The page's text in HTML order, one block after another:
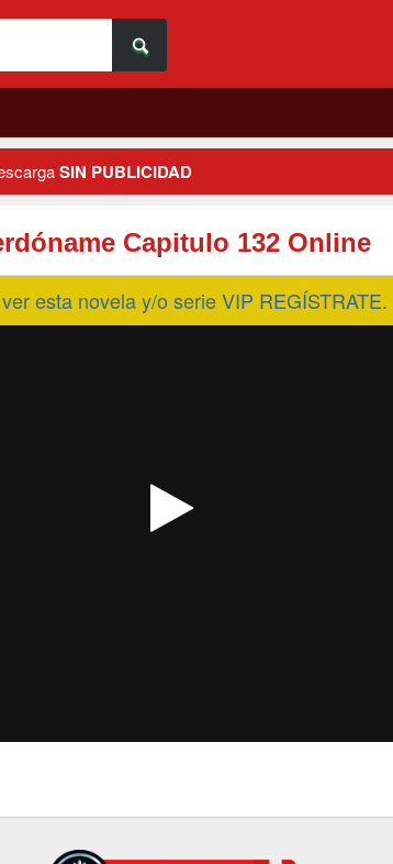
SIN PUBLICIDAD
Capitulo 132 Online
esta novela y/o serie VIP REGÍSTRATE.